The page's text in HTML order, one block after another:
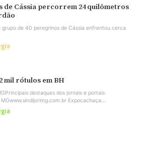
de Cássia percorrem 24 quilômetros
grupo de 40 peregrinos de Cássia enfrentou cerca
mil rótulos em BH
destaques dos jornais e portais
Expocachaça...